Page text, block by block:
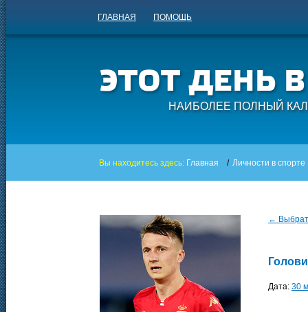
ГЛАВНАЯ ПОМОЩЬ
НАИБОЛЕЕ ПОЛНЫЙ
Вы находитесь здесь: Главная / Личности в спорте
←
Дата: 30